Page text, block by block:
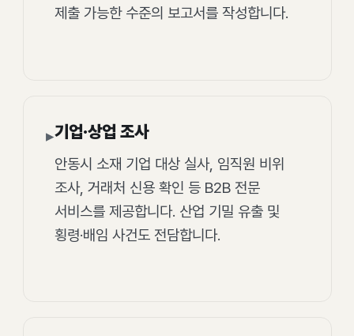
제출 가능한 수준의 보고서를 작성합니다.
▸기업·상업 조사
안동시 소재 기업 대상 실사, 임직원 비위
조사, 거래처 신용 확인 등 B2B 전문
서비스를 제공합니다. 산업 기밀 유출 및
횡령·배임 사건도 전담합니다.